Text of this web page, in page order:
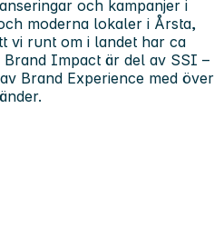
och kampanjer i
moderna lokaler i Årsta,
vi runt om i landet har ca
Brand Impact är del av SSI –
Brand Experience med över